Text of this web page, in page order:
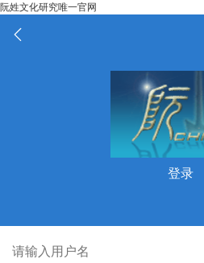
阮姓文化研究唯一官网
登录